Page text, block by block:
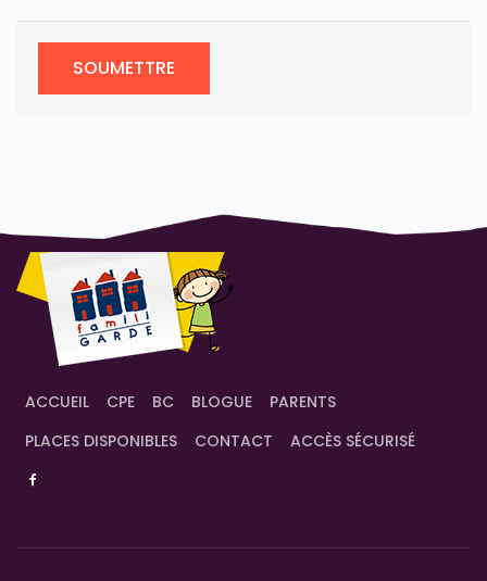
SOUMETTRE
ACCUEIL CPE BC BLOGUE
PARENTS
PLACES DISPONIBLES
CONTACT ACCÈS SÉCURISÉ